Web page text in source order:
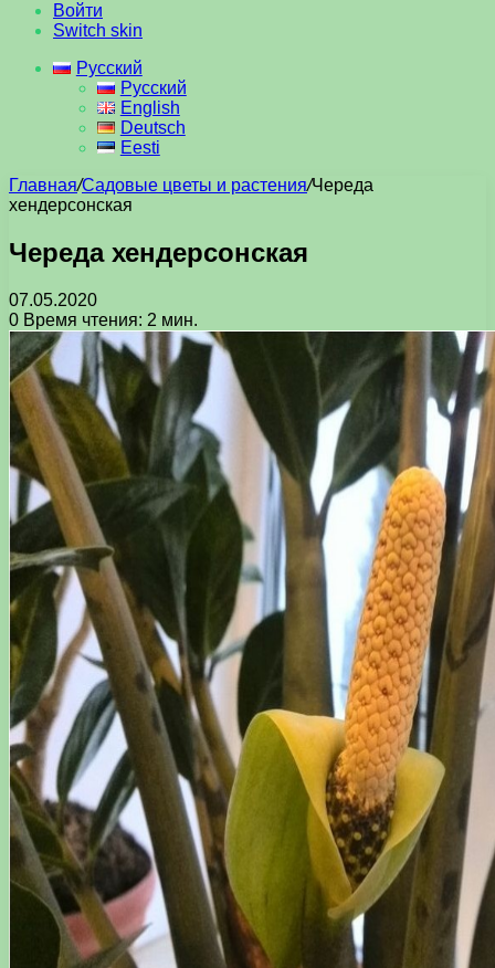
Войти
Switch skin
Русский
Русский
English
Deutsch
Eesti
Главная/Садовые цветы и растения/Череда
хендерсонская
Череда хендерсонская
07.05.2020
0 Время чтения: 2 мин.